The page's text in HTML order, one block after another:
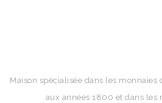
Maison spécialisée dans les
aux années 1800 et dans les